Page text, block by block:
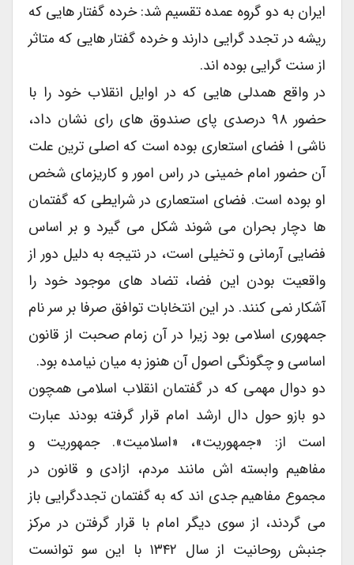
ایران به دو گروه عمده تقسیم شد: خرده گفتار هایی که
ریشه در تجدد گرایی دارند و خرده گفتار هایی که متاثر
از سنت گرایی بوده اند.
در واقع همدلی هایی که در اوایل انقلاب خود را با
حضور ۹۸ درصدی پای صندوق های رای نشان داد،
ناشی ا فضای استعاری بوده است که اصلی ترین علت
آن حضور امام خمینی در راس امور و کاریزمای شخص
او بوده است. فضای استعماری در شرایطی که گفتمان
ها دچار بحران می شوند شکل می گیرد و بر اساس
فضایی آرمانی و تخیلی است، در نتیجه به دلیل دور از
واقعیت بودن این فضا، تضاد های موجود خود را
آشکار نمی کنند. در این انتخابات توافق صرفا بر سر نام
جمهوری اسلامی بود زیرا در آن زمام صحبت از قانون
اساسی و چگونگی اصول آن هنوز به میان نیامده بود.
دو دوال مهمی که در گفتمان انقلاب اسلامی همچون
دو بازو حول دال ارشد امام قرار گرفته بودند عبارت
است از: «جمهوریت»، «اسلامیت». جمهوریت و
مفاهیم وابسته اش مانند مردم، ازادی و قانون در
مجموع مفاهیم جدی اند که به گفتمان تجددگرایی باز
می گردند، از سوی دیگر امام با قرار گرفتن در مرکز
جنبش روحانیت از سال ۱۳۴۲ با این سو توانست